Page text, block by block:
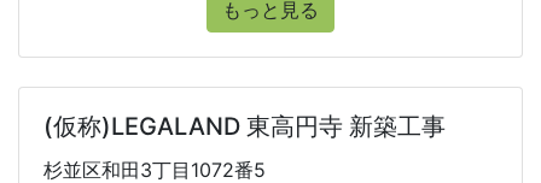
もっと見る
(仮称)LEGALAND 東高円寺 新築工事
杉並区和田3丁目1072番5